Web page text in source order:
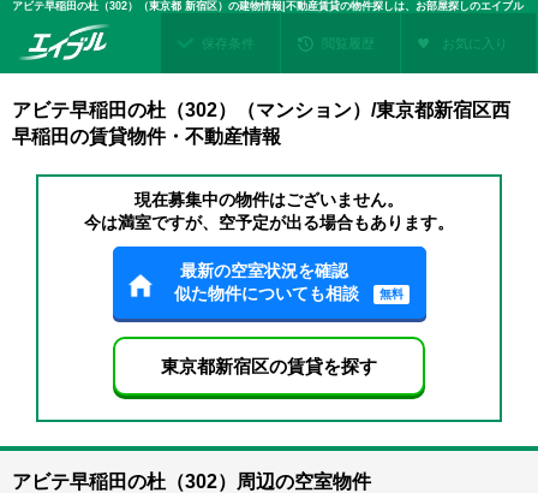
アビテ早稲田の杜（302）（東京都 新宿区）の建物情報|不動産賃貸の物件探しは、お部屋探しのエイブル
保存条件 閲覧履歴 お気に入り
アビテ早稲田の杜（302）（マンション）/東京都新宿区西
早稲田の賃貸物件・不動産情報
現在募集中の物件はございません。
今は満室ですが、空予定が出る場合もあります。
最新の空室状況を確認
似た物件についても相談
無料
東京都新宿区の賃貸を探す
アビテ早稲田の杜（302）周辺の空室物件